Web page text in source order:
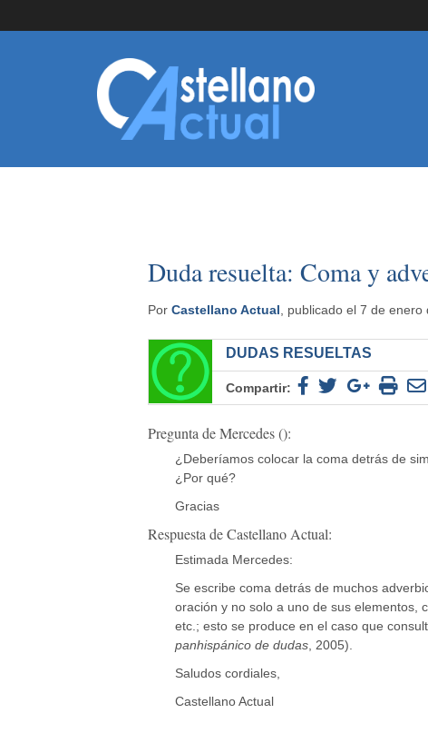
Duda resuelta: Coma y
Por Castellano Actual , publicado el 7 de enero
DUDAS RESUELTAS
Compartir:
Pregunta de Mercedes ():
¿Deberíamos colocar la coma detrás de
¿Por qué?
Gracias
Respuesta de Castellano Actual:
Estimada Mercedes:
Se escribe coma detrás de muchos
oración y no solo a uno de sus elementos,
etc.; esto se produce en el caso que
panhispánico de dudas, 2005).
Saludos cordiales,
Castellano Actual